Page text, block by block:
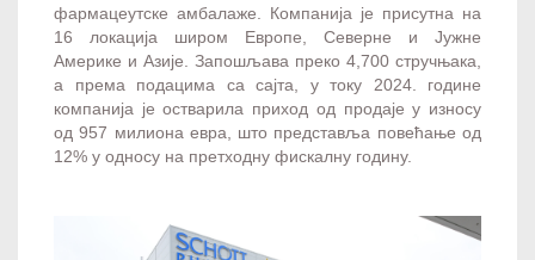
фармацеутске амбалаже. Компанија је присутна на
16 локација широм Европе, Северне и Јужне
Америке и Азије. Запошљава преко 4,700 стручњака,
а према подацима са сајта, у току 2024. године
компанија је остварила приход од продаје у износу
од 957 милиона евра, што представља повећање од
12% у односу на претходну фискалну годину.